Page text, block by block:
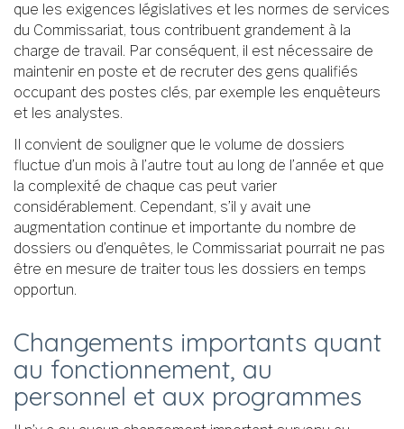
que les exigences législatives et les normes de services
du Commissariat, tous contribuent grandement à la
charge de travail. Par conséquent, il est nécessaire de
maintenir en poste et de recruter des gens qualifiés
occupant des postes clés, par exemple les enquêteurs
et les analystes.
Il convient de souligner que le volume de dossiers
fluctue d’un mois à l’autre tout au long de l’année et que
la complexité de chaque cas peut varier
considérablement. Cependant, s’il y avait une
augmentation continue et importante du nombre de
dossiers ou d’enquêtes, le Commissariat pourrait ne pas
être en mesure de traiter tous les dossiers en temps
opportun.
Changements importants quant
au fonctionnement, au
personnel et aux programmes